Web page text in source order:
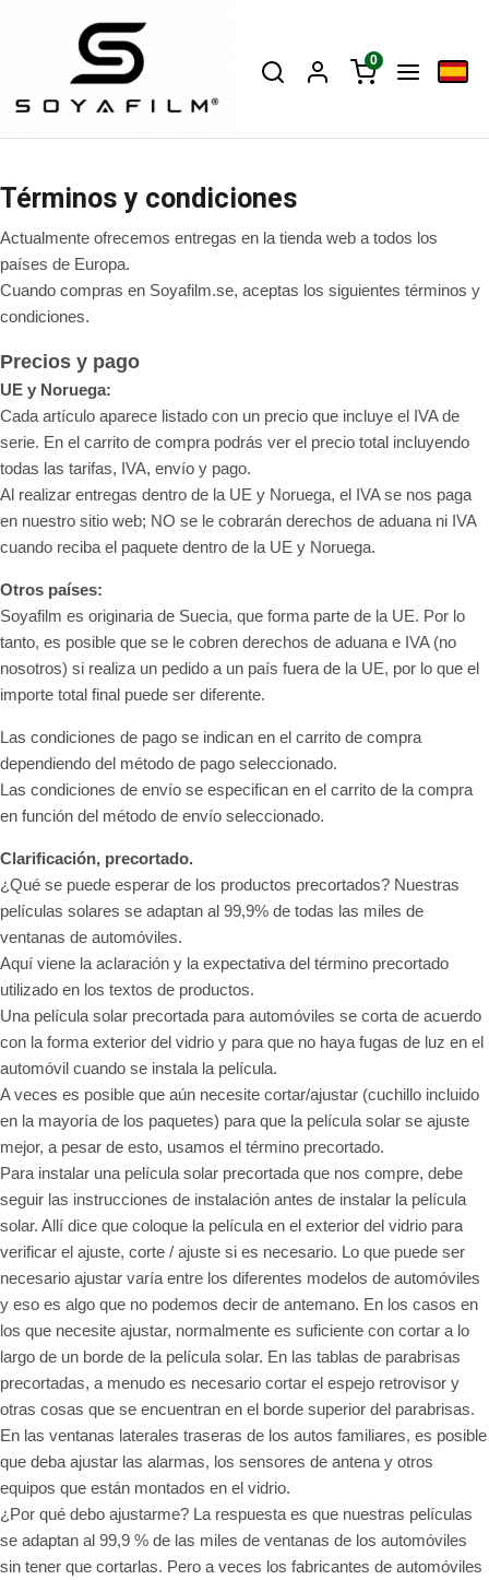
0
Términos y condiciones
Actualmente ofrecemos entregas en la tienda web a todos los
países de Europa.
Cuando compras en Soyafilm.se, aceptas los siguientes términos y
condiciones.
Precios y pago
UE y Noruega:
Cada artículo aparece listado con un precio que incluye el IVA de
serie. En el carrito de compra podrás ver el precio total incluyendo
todas las tarifas, IVA, envío y pago.
Al realizar entregas dentro de la UE y Noruega, el IVA se nos paga
en nuestro sitio web; NO se le cobrarán derechos de aduana ni IVA
cuando reciba el paquete dentro de la UE y Noruega.
Otros países:
Soyafilm es originaria de Suecia, que forma parte de la UE. Por lo
tanto, es posible que se le cobren derechos de aduana e IVA (no
nosotros) si realiza un pedido a un país fuera de la UE, por lo que el
importe total final puede ser diferente.
Las condiciones de pago se indican en el carrito de compra
dependiendo del método de pago seleccionado.
Las condiciones de envío se especifican en el carrito de la compra
en función del método de envío seleccionado.
Clarificación, precortado.
¿Qué se puede esperar de los productos precortados? Nuestras
películas solares se adaptan al 99,9% de todas las miles de
ventanas de automóviles.
Aquí viene la aclaración y la expectativa del término precortado
utilizado en los textos de productos.
Una película solar precortada para automóviles se corta de acuerdo
con la forma exterior del vidrio y para que no haya fugas de luz en el
automóvil cuando se instala la película.
A veces es posible que aún necesite cortar/ajustar (cuchillo incluido
en la mayoría de los paquetes) para que la película solar se ajuste
mejor, a pesar de esto, usamos el término precortado.
Para instalar una película solar precortada que nos compre, debe
seguir las instrucciones de instalación antes de instalar la película
solar. Allí dice que coloque la película en el exterior del vidrio para
verificar el ajuste, corte / ajuste si es necesario. Lo que puede ser
necesario ajustar varía entre los diferentes modelos de automóviles
y eso es algo que no podemos decir de antemano. En los casos en
los que necesite ajustar, normalmente es suficiente con cortar a lo
largo de un borde de la película solar. En las tablas de parabrisas
precortadas, a menudo es necesario cortar el espejo retrovisor y
otras cosas que se encuentran en el borde superior del parabrisas.
En las ventanas laterales traseras de los autos familiares, es posible
que deba ajustar las alarmas, los sensores de antena y otros
equipos que están montados en el vidrio.
¿Por qué debo ajustarme? La respuesta es que nuestras películas
se adaptan al 99,9 % de las miles de ventanas de los automóviles
sin tener que cortarlas. Pero a veces los fabricantes de automóviles